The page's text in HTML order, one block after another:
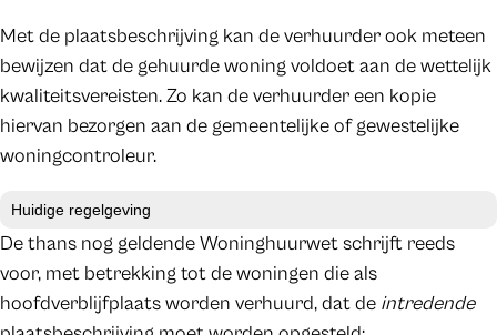
Met de plaatsbeschrijving kan de verhuurder ook meteen
bewijzen dat de gehuurde woning voldoet aan de wettelijk
kwaliteitsvereisten. Zo kan de verhuurder een kopie
hiervan bezorgen aan de gemeentelijke of gewestelijke
woningcontroleur.
Huidige regelgeving
De thans nog geldende Woninghuurwet schrijft reeds
voor, met betrekking tot de woningen die als
hoofdverblijfplaats worden verhuurd, dat de intredende